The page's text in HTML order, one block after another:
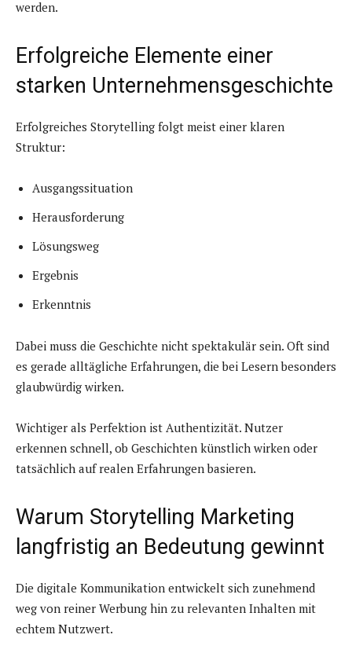
werden.
Erfolgreiche Elemente einer
starken Unternehmensgeschichte
Erfolgreiches Storytelling folgt meist einer klaren
Struktur:
Ausgangssituation
Herausforderung
Lösungsweg
Ergebnis
Erkenntnis
Dabei muss die Geschichte nicht spektakulär sein. Oft sind
es gerade alltägliche Erfahrungen, die bei Lesern besonders
glaubwürdig wirken.
Wichtiger als Perfektion ist Authentizität. Nutzer
erkennen schnell, ob Geschichten künstlich wirken oder
tatsächlich auf realen Erfahrungen basieren.
Warum Storytelling Marketing
langfristig an Bedeutung gewinnt
Die digitale Kommunikation entwickelt sich zunehmend
weg von reiner Werbung hin zu relevanten Inhalten mit
echtem Nutzwert.